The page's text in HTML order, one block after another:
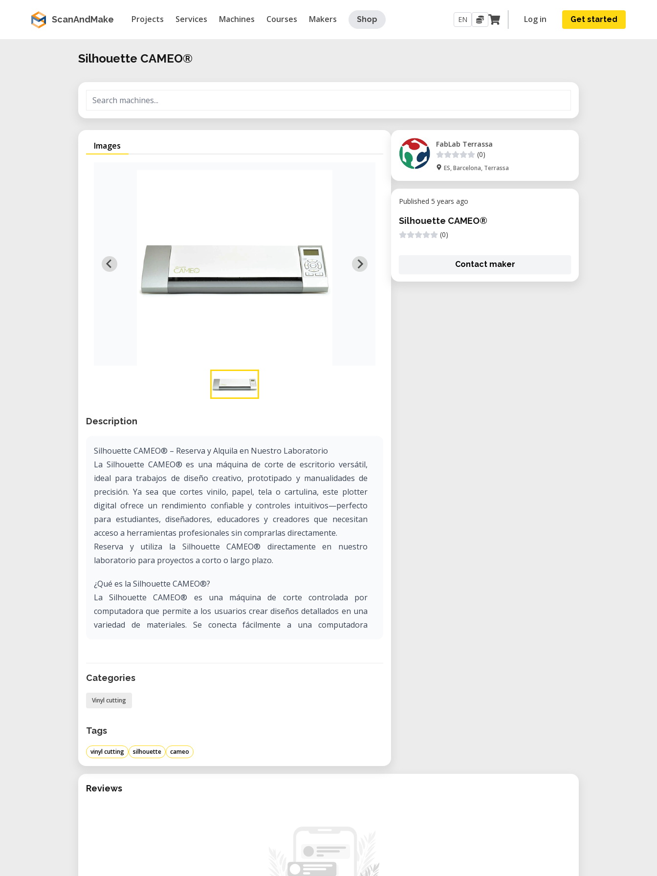
ScanAndMake Projects Services Machines Courses Makers Shop EN Log in Get started
Silhouette CAMEO®
Images
Description
Silhouette CAMEO® – Reserva y Alquila en Nuestro Laboratorio
La Silhouette CAMEO® es una máquina de corte de escritorio versátil,
ideal para trabajos de diseño creativo, prototipado y manualidades de
precisión. Ya sea que cortes vinilo, papel, tela o cartulina, este plotter
digital ofrece un rendimiento confiable y controles intuitivos—perfecto
para estudiantes, diseñadores, educadores y creadores que necesitan
acceso a herramientas profesionales sin comprarlas directamente.
Reserva y utiliza la Silhouette CAMEO® directamente en nuestro
laboratorio para proyectos a corto o largo plazo.
¿Qué es la Silhouette CAMEO®?
La Silhouette CAMEO® es una máquina de corte controlada por
computadora que permite a los usuarios crear diseños detallados en una
variedad de materiales. Se conecta fácilmente a una computadora
laboratorios de fabricación digital, espacios creativos y entornos
La Silhouette CAMEO® se utiliza en diversas disciplinas creativas y
técnicas. Aquí algunos ejemplos prácticos:
• Decalcomanías personalizadas: Diseña y corta gráficos o letras para
ventanas, laptops y señalización.
• Decoración textil: Usa vinilo de transferencia térmica para personalizar
• Desarrollo de prototipos: Itera rápidamente etiquetas de productos,
Categories
Vinyl cutting
Tags
vinyl cutting silhouette cameo
FabLab Terrassa
(0)
ES, Barcelona, Terrassa
Published 5 years ago
Silhouette CAMEO®
(0)
Contact maker
Reviews